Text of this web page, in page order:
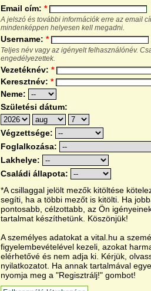
Email cím: *
A jelszó és további információk erre az email
mindenképpen helyesen kell megadni.
Username: *
Teljes név vagy az igényelt felhasználónév.
engedélyezettek.
Vezetéknév: *
Keresztnév: *
Neme:
Születési dátum:
Végzettsége:
Foglalkozása:
Lakhelye:
Családi állapota:
*A csillaggal jelölt mezők kitöltése
segíti, ha a többi mezőt is kitölti. Ha
pontosabb, célzottabb, az Ön
tartalmat készíthetünk. Köszönjük!
A személyes adatokat a vital.hu a
figyelembevételével kezeli, azokat
elérhetővé és nem adja ki. Kérjük,
nyilatkozatot. Ha annak tartalmával
nyomja meg a "Regisztrálj!" gombot!